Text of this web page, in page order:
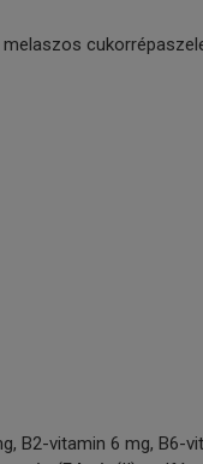
B2-vitamin 6 mg, B6-